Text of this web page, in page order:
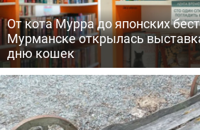
От кота Мурра до японских
Мурманске открылась
дню кошек